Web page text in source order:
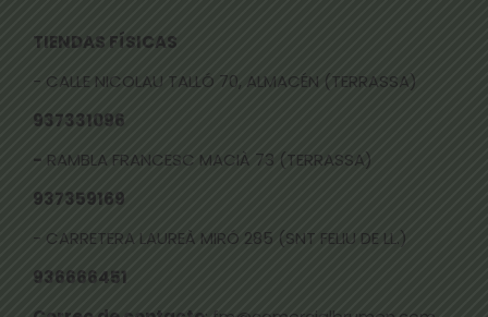
TIENDAS FÍSICAS
- CALLE NICOLAU TALLÓ 70, ALMACÉN (TERRASSA)
937331096
- RAMBLA FRANCESC MACIÀ 73 (TERRASSA)
937359169
- CARRETERA LAUREÀ MIRÓ 285 (SNT FELIU DE LL.)
936666451